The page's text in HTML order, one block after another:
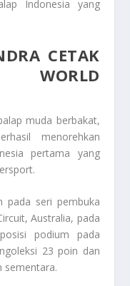
Indonesia yang
CETAK
muda berbakat,
menorehkan
pertama yang
pada seri pembuka
, Australia, pada
podium pada
23 poin dan
sementara.